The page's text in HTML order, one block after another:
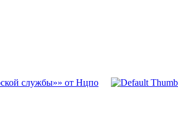
службы»» от Нцпо